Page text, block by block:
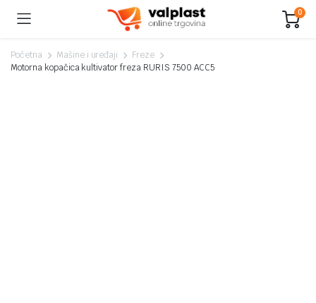
0
Početna Mašine i uređaji
Freze
Motorna kopačica kultivator freza RURIS 7500 ACC5